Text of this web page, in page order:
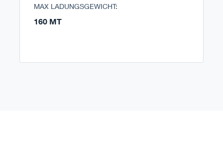
MAX LADUNGSGEWICHT:
160 MT